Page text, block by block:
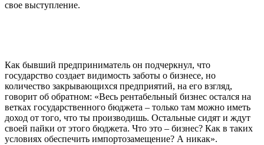
свое выступление.
Как бывший предприниматель он подчеркнул, что
государство создает видимость заботы о бизнесе, но
количество закрывающихся предприятий, на его взгляд,
говорит об обратном: «Весь рентабельный бизнес остался на
ветках государственного бюджета – только там можно иметь
доход от того, что ты производишь. Остальные сидят и ждут
своей пайки от этого бюджета. Что это – бизнес? Как в таких
условиях обеспечить импортозамещение? А никак».